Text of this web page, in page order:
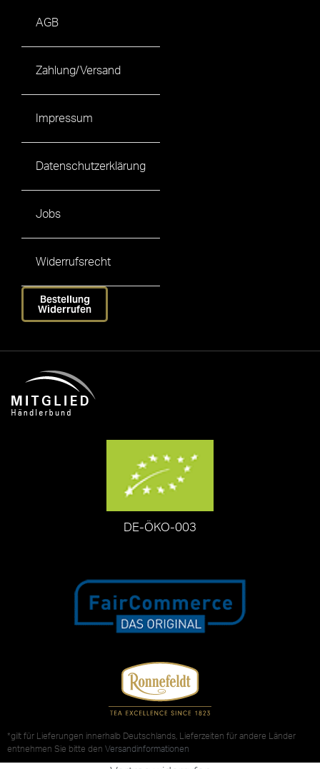
AGB
Zahlung/Versand
Impressum
Datenschutzerklärung
Jobs
Widerrufsrecht
Bestellung
Widerrufen
DE-ÖKO-003
*gilt für Lieferungen innerhalb Deutschlands, Lieferzeiten für andere Länder
entnehmen Sie bitte den Versandinformationen